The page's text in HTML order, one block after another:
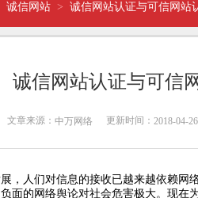
诚信网站 > 诚信网站认证与可信网站
诚信网站认证与可信
文章来源： 中万网络 更新时间： 2018-04-
人们对信息的接收已越来越依赖网
面的网络舆论对社会危害极大。现